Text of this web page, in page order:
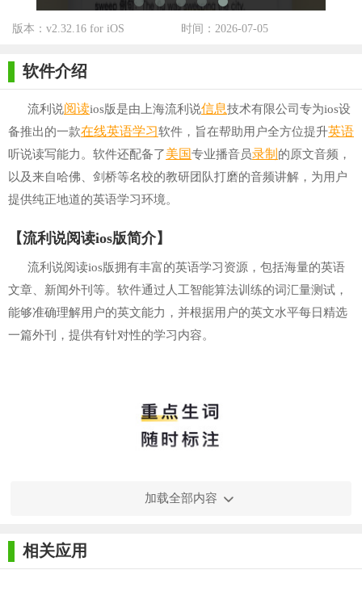
版本：v2.32.16 for iOS 时间：2026-07-05
软件介绍
流利说阅读ios版是由上海流利说信息技术有限公司专为ios设
备推出的一款在线英语学习软件，旨在帮助用户全方位提升英语
听说读写能力。软件还配备了美国专业播音员录制的原文音频，
以及来自哈佛、剑桥等名校的教研团队打磨的音频讲解，为用户
提供纯正地道的英语学习环境。
【流利说阅读ios版简介】
流利说阅读ios版拥有丰富的英语学习资源，包括海量的英语
文章、新闻外刊等。软件通过人工智能算法训练的词汇量测试，
能够准确理解用户的英文能力，并根据用户的英文水平每日精选
一篇外刊，提供有针对性的学习内容。
加载全部内容
相关应用